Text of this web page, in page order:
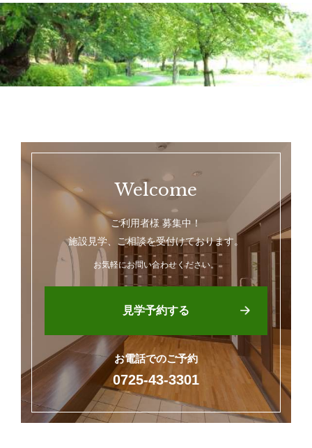
Welcome
ご利用者様 募集中！
施設見学、ご相談を受付けております。
お気軽にお問い合わせください。
見学予約する
お電話でのご予約
0725-43-3301